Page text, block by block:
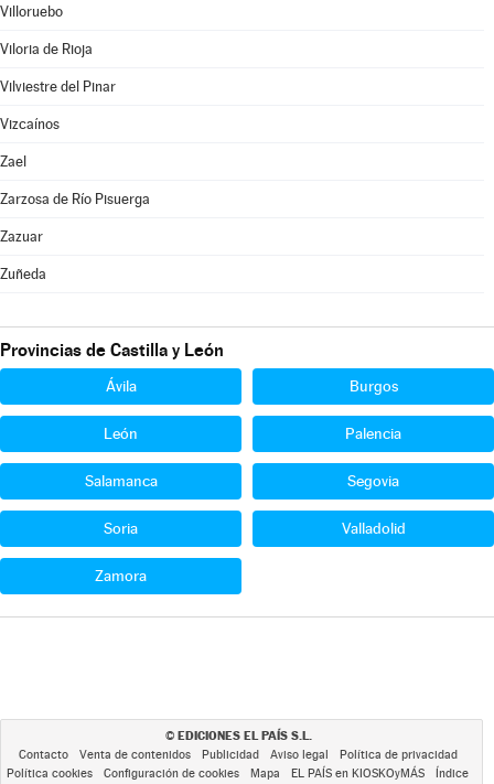
Villoruebo
Viloria de Rioja
Vilviestre del Pinar
Vizcaínos
Zael
Zarzosa de Río Pisuerga
Zazuar
Zuñeda
Provincias de Castilla y León
Ávila Burgos
León Palencia
Salamanca Segovia
Soria Valladolid
Zamora
© EDICIONES EL PAÍS S.L.
Contacto Venta de contenidos Publicidad Aviso legal
Política de privacidad
Política cookies
Configuración de cookies Mapa EL PAÍS en KIOSKOyMÁS Índice